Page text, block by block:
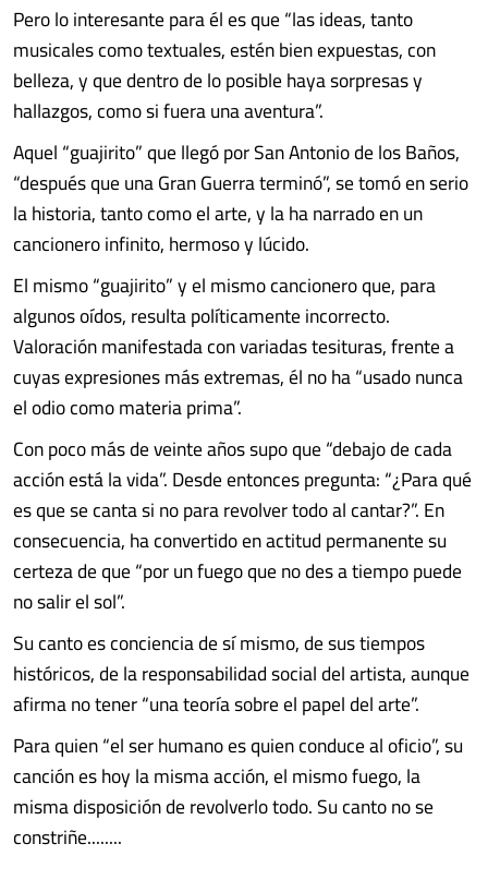
Pero lo interesante para él es que “las ideas, tanto
musicales como textuales, estén bien expuestas, con
belleza, y que dentro de lo posible haya sorpresas y
hallazgos, como si fuera una aventura”.
Aquel “guajirito” que llegó por San Antonio de los Baños,
“después que una Gran Guerra terminó”, se tomó en serio
la historia, tanto como el arte, y la ha narrado en un
cancionero infinito, hermoso y lúcido.
El mismo “guajirito” y el mismo cancionero que, para
algunos oídos, resulta políticamente incorrecto.
Valoración manifestada con variadas tesituras, frente a
cuyas expresiones más extremas, él no ha “usado nunca
el odio como materia prima”.
Con poco más de veinte años supo que “debajo de cada
acción está la vida”. Desde entonces pregunta: “¿Para qué
es que se canta si no para revolver todo al cantar?”. En
consecuencia, ha convertido en actitud permanente su
certeza de que “por un fuego que no des a tiempo puede
no salir el sol”.
Su canto es conciencia de sí mismo, de sus tiempos
históricos, de la responsabilidad social del artista, aunque
afirma no tener “una teoría sobre el papel del arte”.
Para quien “el ser humano es quien conduce al oficio”, su
canción es hoy la misma acción, el mismo fuego, la
misma disposición de revolverlo todo. Su canto no se
constriñe........